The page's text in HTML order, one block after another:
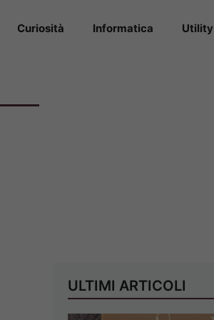
Curiosità Informatica Utility
ULTIMI ARTICOLI